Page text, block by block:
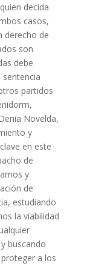
decida
casos,
derecho de
son
debe
partidos
Novelda,
y
en este
de
y
de
estudiando
la viabilidad
buscando
a los